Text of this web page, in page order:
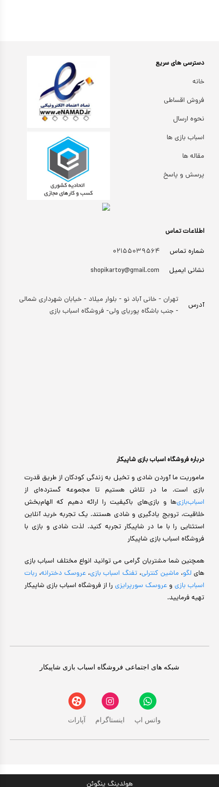
درباره فروشگاه اسباب بازی شاپیکار
ماموریت ما آوردن شادی و تخیل به زندگی کودکان از طریق قدرت
بازی است. ما در تلاش هستیم تا مجموعه گسترده‌ای از
اسباب‌بازی‌ها و بازی‌های باکیفیت را ارائه دهیم که الهام‌بخش
خلاقیت، ترویج یادگیری و شادی هستند. یک تجربه خرید آنلاین
استثنایی را با ما در شاپیکار تجربه کنید. لذت شادی و بازی با
فروشگاه اسباب بازی شاپیکار
همچنین شما مشتریان گرامی می توانید انواع مختلف اسباب بازی
های لگو، ماشین کنترلی،تفنگ اسباب بازی، عروسک دخترانه، ربات
اسباب بازی و عروسک سورپرایزی را از فروشگاه اسباب بازی شاپیکار
تهیه فرمایید.
اطلاعات تماس
شماره تماس
۰۲۱۵۵۰۳۹۵۶۴
نشانی ایمیل
shopikartoy@gmail.com
آدرس
تهران - خانی آباد نو - بلوار میلاد - خیابان شهرداری شمالی
- جنب باشگاه پوریای ولی- فروشگاه اسباب بازی
دسترسی های سریع
خانه
فروش اقساطی
نحوه ارسال
اسباب بازی ها
مقاله ها
پرسش و پاسخ
شبکه های اجتماعی فروشگاه اسباب بازی شاپیکار
واتس اپ اینستاگرام آپارات
هولدینگ پنگوئن